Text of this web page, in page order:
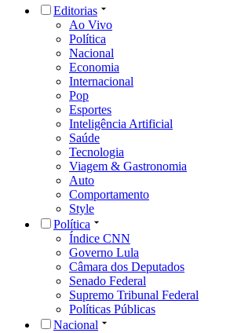
Editorias
Ao Vivo
Política
Nacional
Economia
Internacional
Pop
Esportes
Inteligência Artificial
Saúde
Tecnologia
Viagem & Gastronomia
Auto
Comportamento
Style
Política
Índice CNN
Governo Lula
Câmara dos Deputados
Senado Federal
Supremo Tribunal Federal
Políticas Públicas
Nacional